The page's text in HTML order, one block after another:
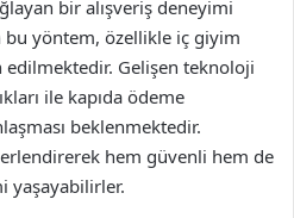
bir alışveriş deneyimi
bu yöntem, özellikle iç giyim
Gelişen teknoloji
ile kapıda ödeme
beklenmektedir.
hem güvenli hem de
yaşayabilirler.